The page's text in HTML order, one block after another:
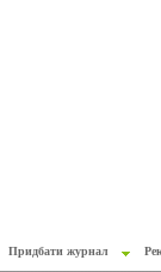
Придбати журнал